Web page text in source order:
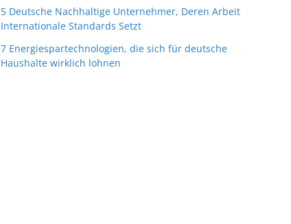
5 Deutsche Nachhaltige Unternehmer, Deren Arbeit
Internationale Standards Setzt
7 Energiespartechnologien, die sich für deutsche
Haushalte wirklich lohnen